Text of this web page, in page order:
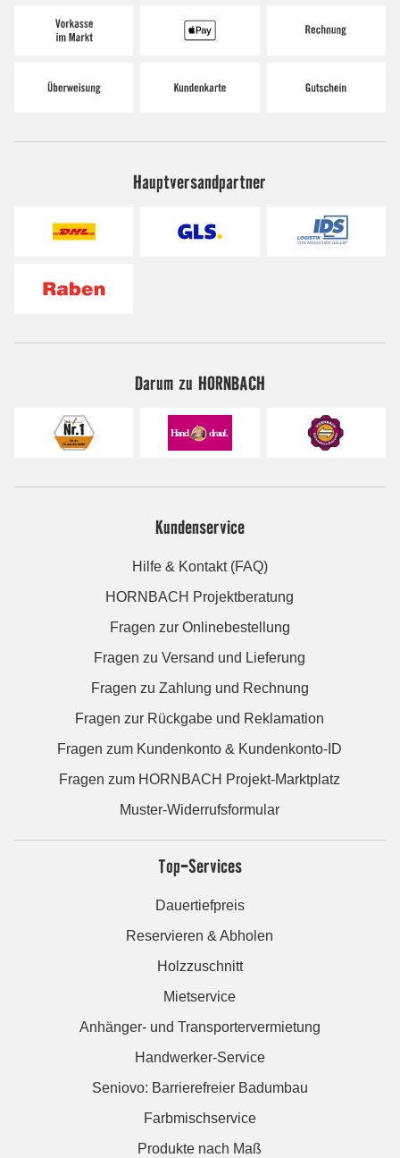
Hauptversandpartner
Darum zu HORNBACH
Kundenservice
Hilfe & Kontakt (FAQ)
HORNBACH Projektberatung
Fragen zur Onlinebestellung
Fragen zu Versand und Lieferung
Fragen zu Zahlung und Rechnung
Fragen zur Rückgabe und Reklamation
Fragen zum Kundenkonto & Kundenkonto-ID
Fragen zum HORNBACH Projekt-Marktplatz
Muster-Widerrufsformular
Top-Services
Dauertiefpreis
Reservieren & Abholen
Holzzuschnitt
Mietservice
Anhänger- und Transportervermietung
Handwerker-Service
Seniovo: Barrierefreier Badumbau
Farbmischservice
Produkte nach Maß